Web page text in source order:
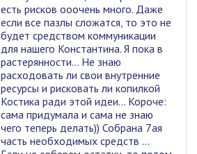
есть рисков ооочень много. Даже
если все пазлы сложатся, то это не
будет средством коммуникации
для нашего Константина. Я пока в
растерянности... Не знаю
расходовать ли свои внутренние
ресурсы и рисковать ли копилкой
Костика ради этой идеи... Короче:
сама придумала и сама не знаю
чего теперь делать)) Собрана 7ая
часть необходимых средств ...